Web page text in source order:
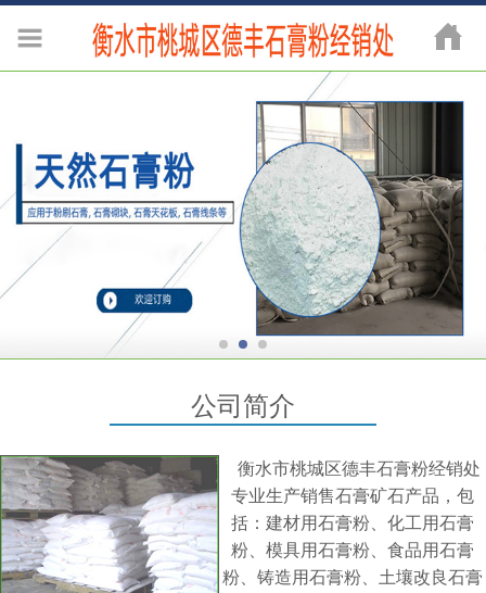
公司简介
衡水市桃城区德丰石膏粉经销处
专业生产销售石膏矿石产品，包
括：建材用石膏粉、化工用石膏
粉、模具用石膏粉、食品用石膏
粉、铸造用石膏粉、土壤改良石膏